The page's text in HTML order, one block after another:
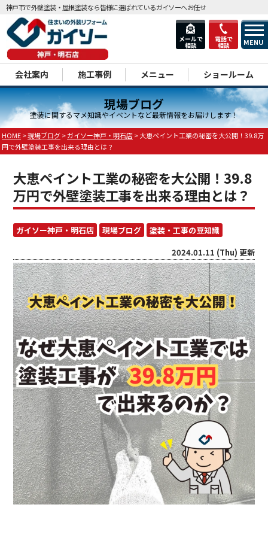
メールで
相談
電話で
相談 MENU
神戸市で外壁塗装・屋根塗装なら皆様に選ばれているガイソーへお任せ
会社案内 施工事例 メニュー ショールーム
現場ブログ
塗装に関するマメ知識やイベントなど最新情報をお届けします！
HOME>現場ブログ>ガイソー神戸・明石店>大恵ペイント工業の秘密を大公開！39.8万
円で外壁塗装工事を出来る理由とは？
大恵ペイント工業の秘密を大公開！39.8
万円で外壁塗装工事を出来る理由とは？
ガイソー神戸・明石店 現場ブログ
塗装・工事の豆知識
2024.01.11 (Thu) 更新